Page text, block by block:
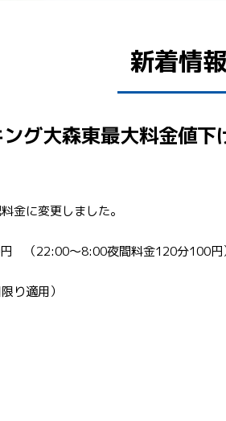
新着情報
グ大森東最大料金値下
金に変更しました。
（22:00～8:00夜間料金120分100円
り適用）